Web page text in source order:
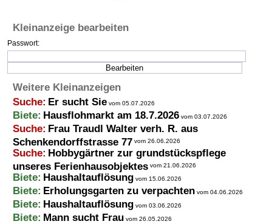
Termine
Kostenlos
Kleinanzeige bearbeiten
Passwort:
Weitere Kleinanzeigen
Suche: Er sucht Sie vom 05.07.2026
Biete: Hausflohmarkt am 18.7.2026 vom 03.07.2026
Suche: Frau Traudl Walter verh. R. aus
Schenkendorffstrasse 77 vom 26.06.2026
Suche: Hobbygärtner zur grundstückspflege
unseres Ferienhausobjektes vom 21.06.2026
Biete: Haushaltauflösung vom 15.06.2026
Biete: Erholungsgarten zu verpachten vom 04.06.2026
Biete: Haushaltauflösung vom 03.06.2026
Biete: Mann sucht Frau vom 26.05.2026